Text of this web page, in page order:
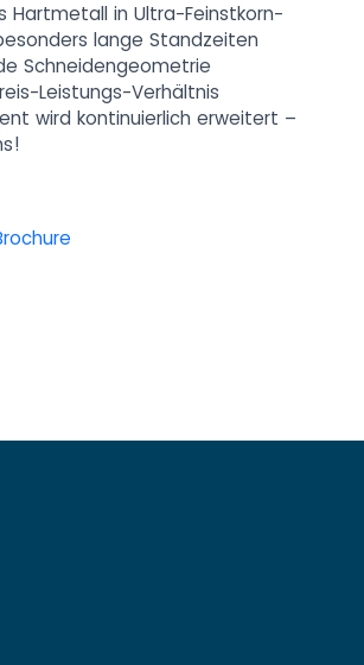
Hartmetall in Ultra-Feinstkorn-
lange Standzeiten
Schneidengeometrie
Leistungs-Verhältnis
wird kontinuierlich erweitert –